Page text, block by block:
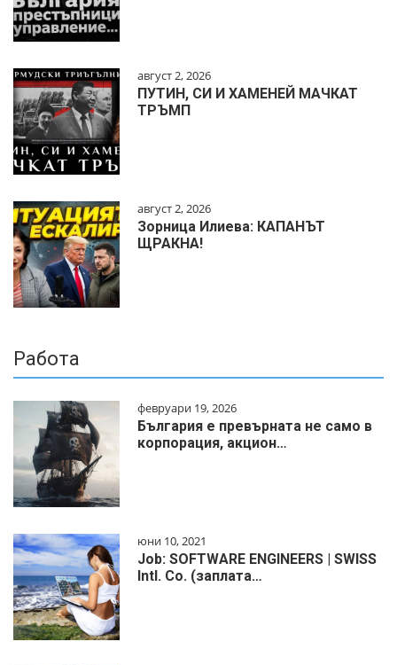
август 2, 2026
ПУТИН, СИ И ХАМЕНЕЙ МАЧКАТ
ТРЪМП
август 2, 2026
Зорница Илиева: КАПАНЪТ
ЩРАКНА!
Работа
февруари 19, 2026
България е превърната не само в
корпорация, акцион…
юни 10, 2021
Job: SOFTWARE ENGINEERS | SWISS
Intl. Co. (заплата…